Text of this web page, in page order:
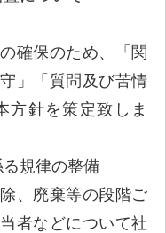
確保のため、「関
」「質問及び苦情
方針を策定致しま
る規律の整備
、廃棄等の段階ご
者などについて社